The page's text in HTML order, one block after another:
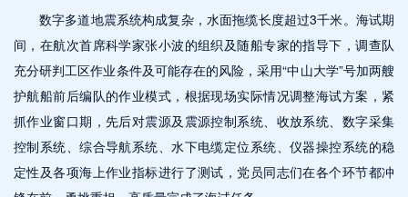
数字多道地震系统构成复杂，水面拖缆长度超过3千米。海试期
间，在航次首席科学家张小波的组织及随船专家的指导下，调查队
充分研判工区作业条件及可能存在的风险，采用“中山大学”号加两艘
护航船前后编队的作业模式，根据现场实际情况调整海试方案，紧
抓作业窗口期，先后对震源及震源控制系统、收放系统、数字采集
控制系统、综合导航系统、水下电缆定位系统、仪器操控系统的稳
定性及各项海上作业指标进行了测试，党员同志们在各个环节都冲